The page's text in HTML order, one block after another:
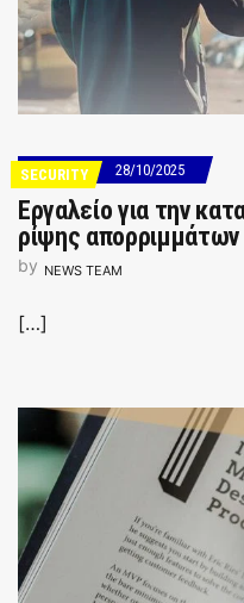
SECURITY 28/10/2025
Εργαλείο για την
ρίψης
by NEWS TEAM
[…]